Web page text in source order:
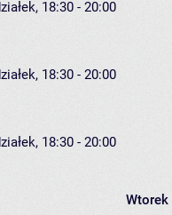
18:30 - 20:00
18:30 - 20:00
18:30 - 20:00
Wtorek